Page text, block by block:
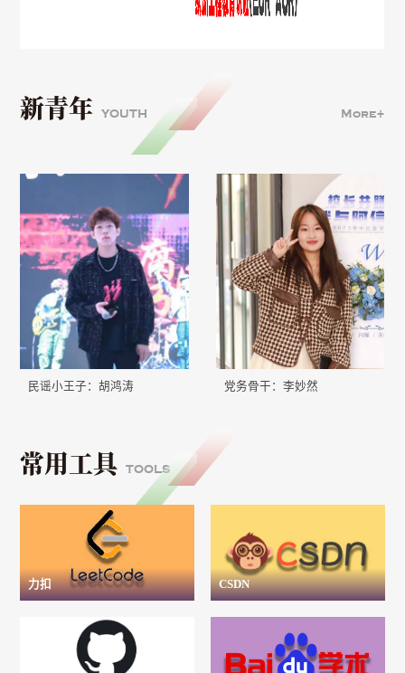
新青年 YOUTH More+
民谣小王子：胡鸿涛 党务骨干：李妙然
常用工具 TOOLS
力扣 CSDN